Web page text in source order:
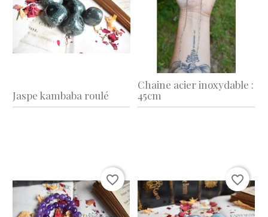
Jaspe kambaba roulé
Chaine acier inoxydable :
45cm
favorite_border favorite_border